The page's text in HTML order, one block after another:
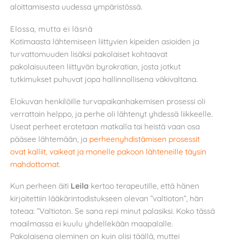
aloittamisesta uudessa ympäristössä.
Elossa, mutta ei läsnä
Kotimaasta lähtemiseen liittyvien kipeiden asioiden ja
turvattomuuden lisäksi pakolaiset kohtaavat
pakolaisuuteen liittyvän byrokratian, josta jotkut
tutkimukset puhuvat jopa hallinnollisena väkivaltana.
Elokuvan henkilöille turvapaikanhakemisen prosessi oli
verrattain helppo, ja perhe oli lähtenyt yhdessä liikkeelle.
Useat perheet erotetaan matkalla tai heistä vaan osa
pääsee lähtemään, ja perheenyhdistämisen prosessit
ovat kalliit, vaikeat ja monelle pakoon lähteneille täysin
mahdottomat.
Kun perheen äiti Leila kertoo terapeutille, että hänen
kirjoitettiin lääkärintodistukseen olevan ”valtioton”, hän
toteaa: ”Valtioton. Se sana repi minut palasiksi. Koko tässä
maailmassa ei kuulu yhdellekään maapalalle.
Pakolaisena oleminen on kuin olisi täällä, muttei